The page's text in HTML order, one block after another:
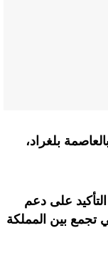
فوسيتش اليوم الثلاثاء 11 شتنبر بالعاصمة بلغراد،
على دعم
تجمع بين المملكة